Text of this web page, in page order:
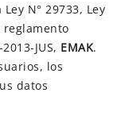
N° 29733, Ley
reglamento
JUS, EMAK.
los
datos